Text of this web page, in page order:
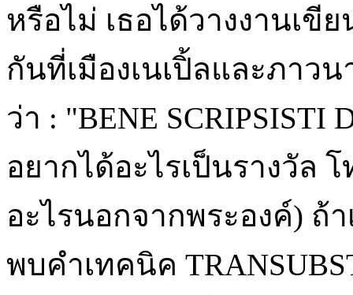
หรือไม่ เธอได้วางงานเ
กันที่เมืองเนเปิ้ลและภาว
ว่า : "BENE SCRIPSISTI
อยากได้อะไรเป็นรางวัล
อะไรนอกจากพระองค์) ถ้า
พบคำเทคนิค